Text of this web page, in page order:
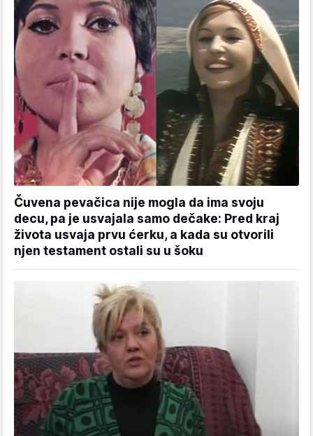
Čuvena pevačica nije mogla da ima svoju
decu, pa je usvajala samo dečake: Pred kraj
života usvaja prvu ćerku, a kada su otvorili
njen testament ostali su u šoku